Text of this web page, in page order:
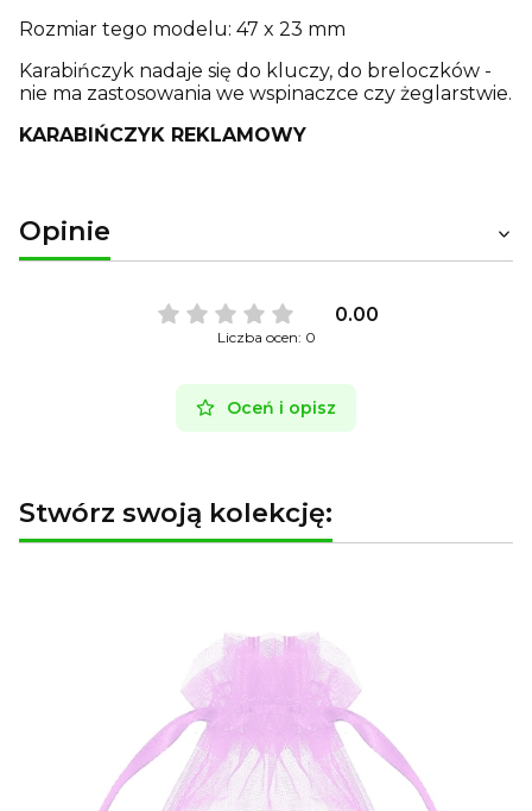
Rozmiar tego modelu: 47 x 23 mm
Karabińczyk nadaje się do kluczy, do breloczków -
nie ma zastosowania we wspinaczce czy żeglarstwie.
KARABIŃCZYK REKLAMOWY
Opinie
0.00
Liczba ocen: 0
Oceń i opisz
Stwórz swoją kolekcję: